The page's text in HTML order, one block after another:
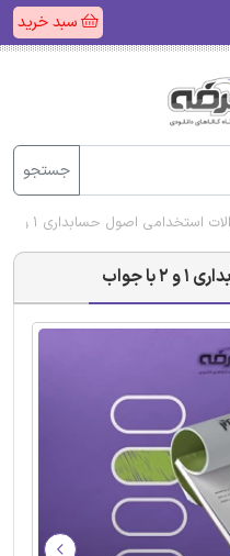
سبد خرید
جستجو
استخدامی اصول حسابداری 1 و 2 با جواب
جواب